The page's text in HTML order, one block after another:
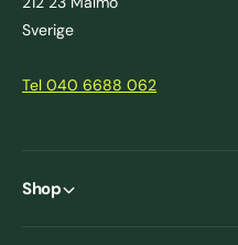
Sverige
Tel 040 6688 062
Shop